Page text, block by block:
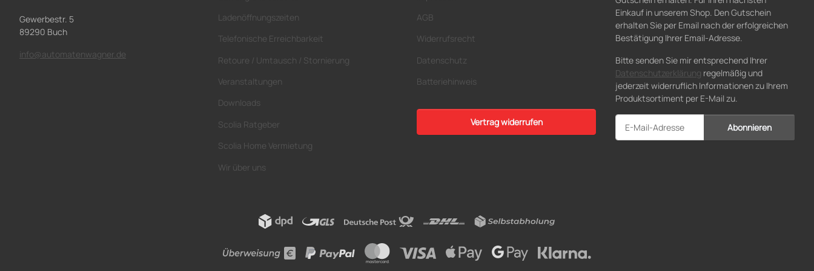
Gewerbestr. 5
89290 Buch
info@automatenwagner.de
Ladenöffnungszeiten
Telefonische Erreichbarkeit
Retoure / Umtausch / Stornierung
Veranstaltungen
Downloads
Scolia Ratgeber
Scolia Home Vermietung
Wir über uns
AGB
Widerrufsrecht
Datenschutz
Batteriehinweis
Vertrag widerrufen
Einkauf in unserem Shop. Den Gutschein
erhalten Sie per Email nach der erfolgreichen
Bestätigung Ihrer Email-Adresse.
Bitte senden Sie mir entsprechend Ihrer
Datenschutzerklärung regelmäßig und
jederzeit widerruflich Informationen zu Ihrem
Produktsortiment per E-Mail zu.
Abonnieren